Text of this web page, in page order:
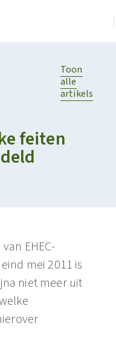
Toon
alle
artikels
feiten
EHEC-
mei 2011 is
niet meer uit